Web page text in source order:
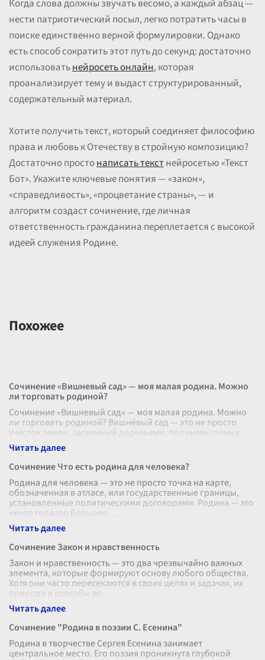
Когда слова должны звучать весомо, а каждый абзац —
нести патриотический посыл, легко потратить часы в
поиске единственно верной формулировки. Однако
есть способ сократить этот путь до секунд: достаточно
использоватьнейросеть онлайн, которая
проанализирует тему и выдаст структурированный,
содержательный материал.
Хотите получить текст, который соединяет философию
права и любовь к Отечеству в стройную композицию?
Достаточно простонаписать текстнейросетью «Текст
Бот». Укажите ключевые понятия — «закон»,
«справедливость», «процветание страны», — и
алгоритм создаст сочинение, где личная
ответственность гражданина переплетается с высокой
идеей служения Родине.
Похожее
Сочинение «Вишневый сад» — моя малая родина. Можно
ли торговать родиной?
Сочинение «Вишневый сад» — моя малая родина. Можно
ли торговать родиной? Вишнёвый сад — это не просто
участок земли, засеянный деревьями, полными сочных
плодов. Это символ родной
Сочинение Что есть родина для человека?
Родина для человека — это не просто точка на карте,
обозначенная в атласе, или государственные границы,
установленные политическими договорами. Родина — это
нечто гораздо большее,
Сочинение Закон и нравственность
Закон и нравственность — это два чрезвычайно важных
элемента, которые формируют основу любого общества.
Хотя они часто пересекаются в своих целях и задачах, их
природа и способы во
Сочинение "Родина в поэзии С. Есенина"
Родина в творчестве Сергея Есенина занимает
центральное место. Его поэзия проникнута глубокой